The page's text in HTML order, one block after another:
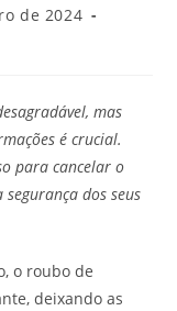
de 2024
mas
é crucial.
para cancelar o
dos seus
o roubo de
deixando as